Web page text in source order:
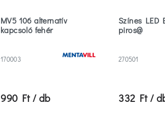
MV5 106 alternatív
kapcsoló fehér
170003
990 Ft / db
Színes LED
piros@
270501
332 Ft /